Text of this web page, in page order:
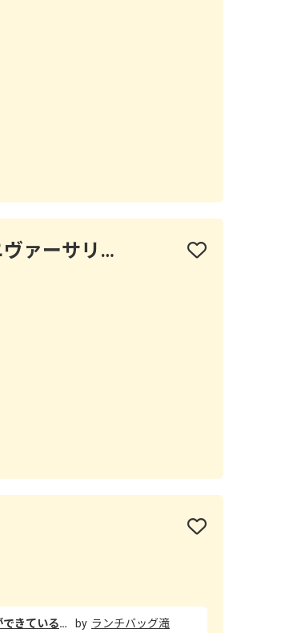
Anniversary＆Days cafe（アニヴァーサリー＆デイズカフェ）
JR市川駅の駅ビル内にあるカレー専門店。行列ができていることも多く、周囲のお店と比べても人気ぶりがうかがえます。比較的、女性の姿が目立ちます。 公式のオススメナンバーワンは「くずし粗挽きハンバーグカレー」。今回はオムレツを加えた「オムレツくずし粗挽きハンバーグカレー」を注文してみました。 ごはんの上にはオムレツとハンバーグが乗っていて、別皿に入ったカレーをかけて食べます。 カレーはスープ状でスパイシー。本格的な味わいです。粗挽きハンバーグはスプーンで簡単に崩せる柔らかさ。、ハンバーグとオムレツ・ご飯がしっかり混ざった一体感のあるカレーが楽しめます。 ランチバッグ滝